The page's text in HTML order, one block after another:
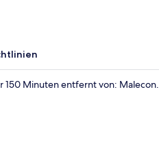
150 Minuten entfernt von: Malecon.